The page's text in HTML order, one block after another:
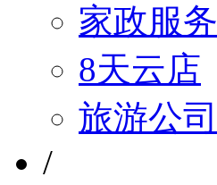
家政服务
8天云店
旅游公司
/